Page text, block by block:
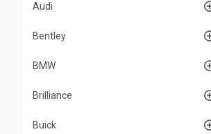
Audi
Bentley
BMW
Brilliance
Buick